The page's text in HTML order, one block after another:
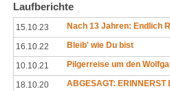
Laufberichte
15.10.23 Nach 13 Jahren: Endlich
16.10.22 Bleib' wie Du bist
10.10.21 Pilgerreise um den
18.10.20 ABGESAGT: ERINNERST